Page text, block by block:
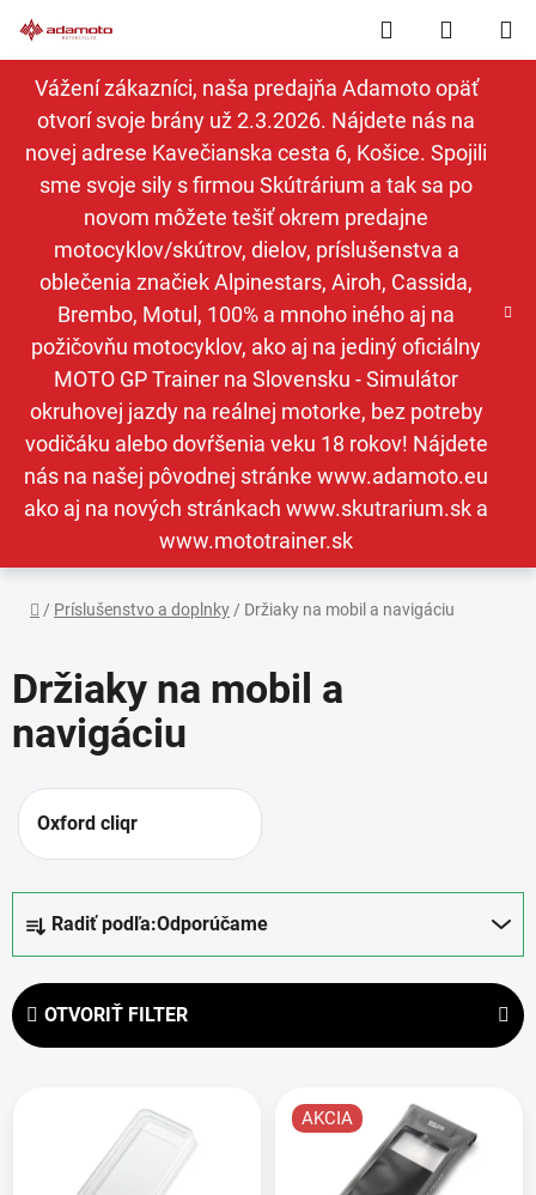
na
obsah
Vážení zákazníci, naša predajňa Adamoto opäť
otvorí svoje brány už 2.3.2026. Nájdete nás na
novej adrese Kavečianska cesta 6, Košice. Spojili
sme svoje sily s firmou Skútrárium a tak sa po
novom môžete tešiť okrem predajne
motocyklov/skútrov, dielov, príslušenstva a
oblečenia značiek Alpinestars, Airoh, Cassida,
Brembo, Motul, 100% a mnoho iného aj na
požičovňu motocyklov, ako aj na jediný oficiálny
MOTO GP Trainer na Slovensku - Simulátor
okruhovej jazdy na reálnej motorke, bez potreby
vodičáku alebo dovŕšenia veku 18 rokov! Nájdete
nás na našej pôvodnej stránke www.adamoto.eu
ako aj na nových stránkach www.skutrarium.sk a
www.mototrainer.sk
Hľadať
KOŠÍK
Domov
/ Príslušenstvo a doplnky / Držiaky na mobil a navigáciu
Držiaky na mobil a
navigáciu
Oxford cliqr
e
n
Radiť podľa:Odporúčame
OTVORIŤ FILTER
AKCIA